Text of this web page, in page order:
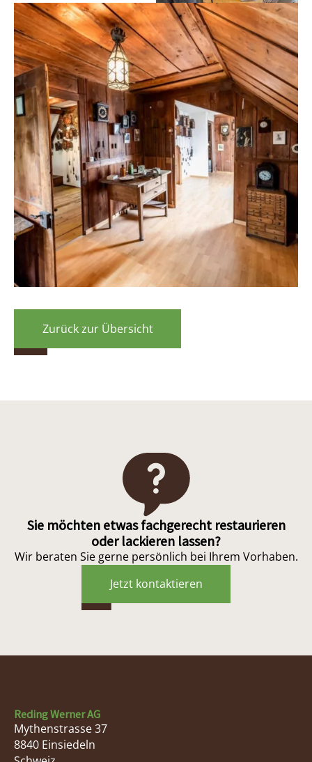
Zurück zur Übersicht
Sie möchten etwas fachgerecht restaurieren
oder lackieren lassen?
Wir beraten Sie gerne persönlich bei Ihrem Vorhaben.
Jetzt kontaktieren
Reding Werner AG
Mythenstrasse 37
8840 Einsiedeln